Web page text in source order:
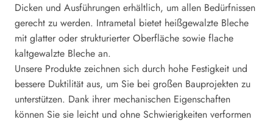
Dicken und Ausführungen erhältlich, um allen Bedürfnissen
gerecht zu werden. Intrametal bietet heißgewalzte Bleche
mit glatter oder strukturierter Oberfläche sowie flache
kaltgewalzte Bleche an.
Unsere Produkte zeichnen sich durch hohe Festigkeit und
bessere Duktilität aus, um Sie bei großen Bauprojekten zu
unterstützen. Dank ihrer mechanischen Eigenschaften
können Sie sie leicht und ohne Schwierigkeiten verformen